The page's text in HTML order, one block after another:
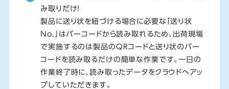
み取りだけ!
製品に送り状を紐づける場合に必要な「送り状
No.」はバーコードから読み取れるため、出荷現場
で実施するのは製品のQRコードと送り状のバー
コードを読み取るだけの簡単な作業です。一日の
作業終了時に、読み取ったデータをクラウドへアッ
プしていただきます。